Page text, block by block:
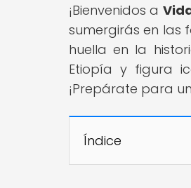
¡Bienvenidos a
sumergirás en las
huella en la
Etiopía y figura
¡Prepárate para
Índice